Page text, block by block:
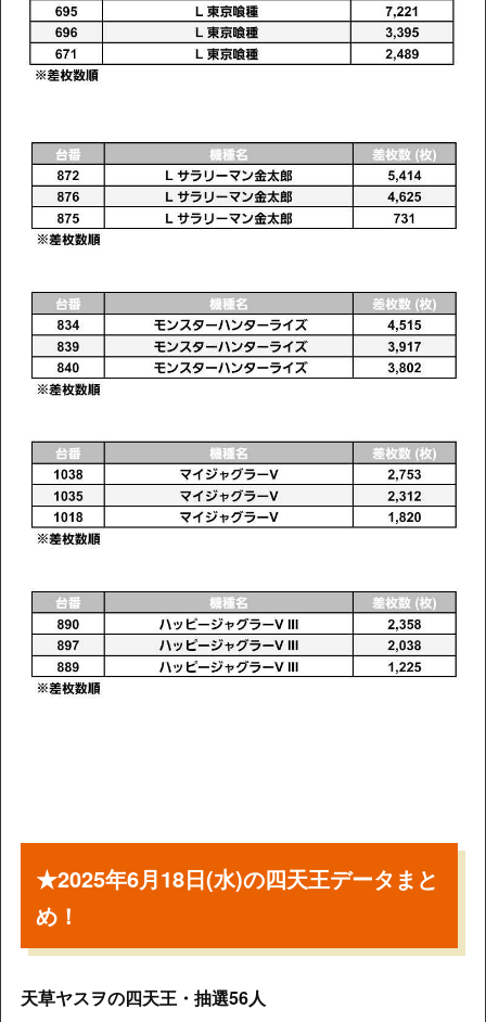
★2025年6月18日(水)の四天王データまと
め！
天草ヤスヲの四天王・抽選56人